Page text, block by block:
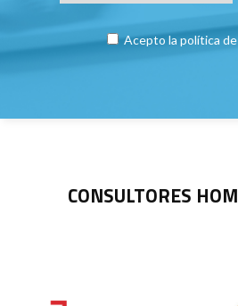
Acepto la política
CONSULTORES